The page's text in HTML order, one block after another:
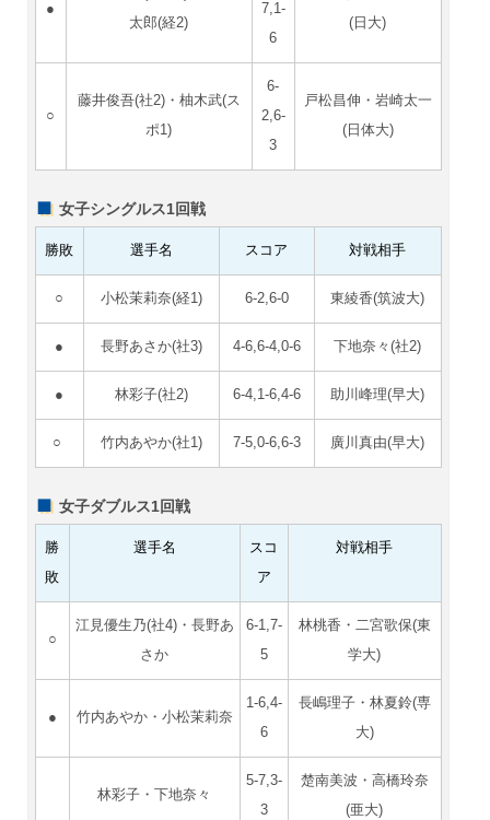
●
太郎(経2)
7,1-
6
(日大)
○
藤井俊吾(社2)・柚木武(ス
ポ1)
6-
2,6-
3
戸松昌伸・岩崎太一
(日体大)
女子シングルス1回戦
勝敗 選手名 スコア 対戦相手
○ 小松茉莉奈(経1) 6-2,6-0 東綾香(筑波大)
● 長野あさか(社3) 4-6,6-4,0-6 下地奈々(社2)
● 林彩子(社2) 6-4,1-6,4-6 助川峰理(早大)
○ 竹内あやか(社1) 7-5,0-6,6-3 廣川真由(早大)
女子ダブルス1回戦
勝
敗
選手名
スコ
ア
対戦相手
○
江見優生乃(社4)・長野あ
さか
6-1,7-
5
林桃香・二宮歌保(東
学大)
● 竹内あやか・小松茉莉奈
1-6,4-
6
長嶋理子・林夏鈴(専
大)
林彩子・下地奈々
5-7,3-
3
楚南美波・高橋玲奈
(亜大)